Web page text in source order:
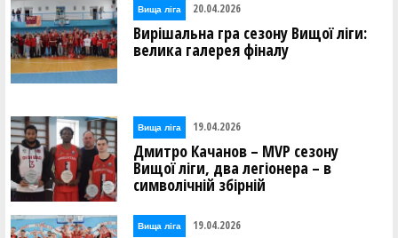
Вища лiга 20.04.2026
Вирішальна гра сезону Вищої ліги:
велика галерея фіналу
Вища лiга 19.04.2026
Дмитро Качанов – MVP сезону
Вищої ліги, два легіонера – в
символічній збірній
Вища лiга 19.04.2026